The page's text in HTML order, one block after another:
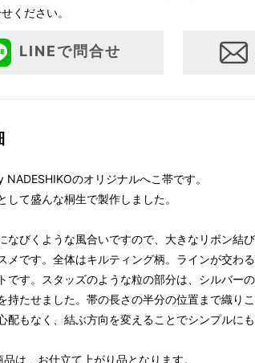
ください。
LINEで問合せ
NADESHIKOのオリジナルへこ帯です。
して盛んな桐生で製作しました。
なびくような風合いですので、大きなリボン結
メです。全体はキルティング柄。ラインが交わ
です。スタッズのような粒の部分は、シルバー
持たせました。帯の長さの半分の位置まで織り
配もなく、結ぶ方向を変えることでシンプルにも
は、お仕立て上がり品となります。